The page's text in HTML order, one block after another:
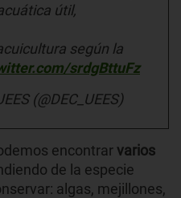
útil,
según la
srdgBttuFz
(@DEC_UEES)
encontrar varios
de la especie
algas, mejillones,